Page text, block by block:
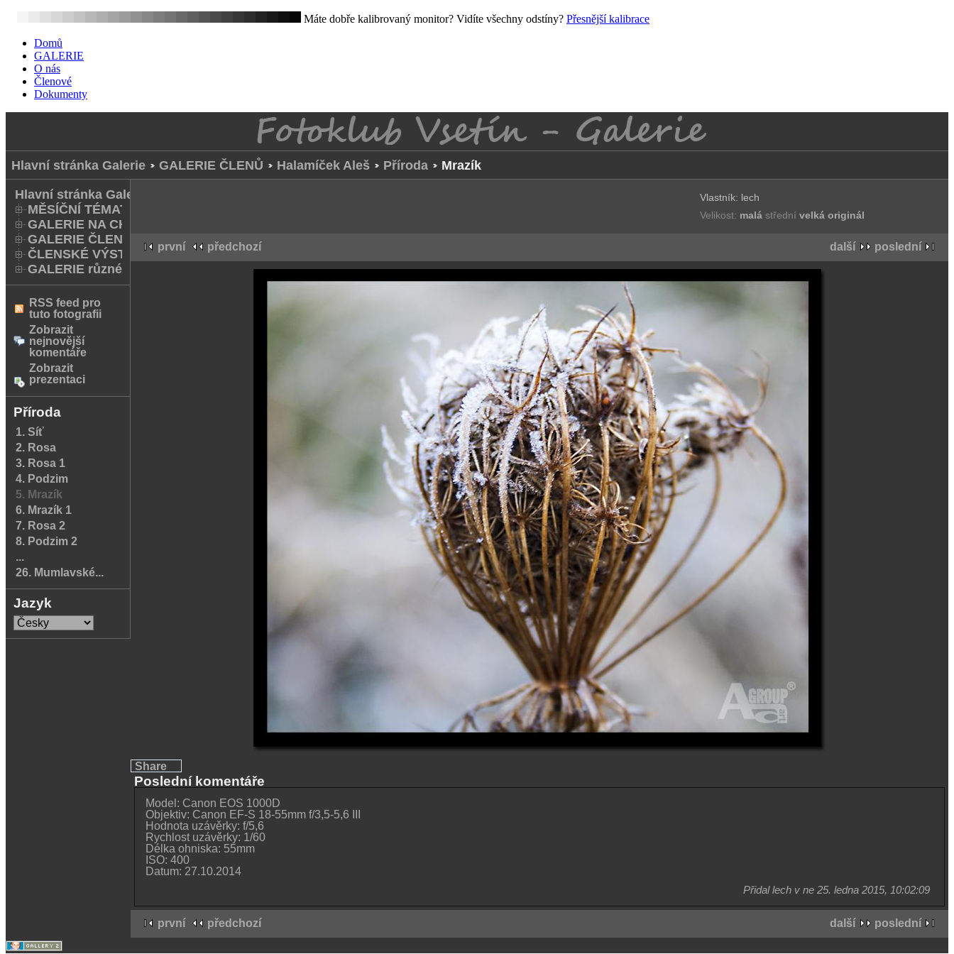
Máte dobře kalibrovaný monitor? Vidíte všechny odstíny? Přesnější kalibrace
Domů
GALERIE
O nás
Členové
Dokumenty
Hlavní stránka Galerie GALERIE ČLENŮ Halamíček Aleš Příroda Mrazík
Hlavní stránka Galerie
MĚSÍČNÍ TÉMATA
GALERIE NA CHODNÍKU
GALERIE ČLENŮ
ČLENSKÉ VÝSTAVY A FOTO Q
GALERIE různé
RSS feed pro
tuto fotografii
Zobrazit
nejnovější
komentáře
Zobrazit
prezentaci
Příroda
1. Síť
2. Rosa
3. Rosa 1
4. Podzim
5. Mrazík
6. Mrazík 1
7. Rosa 2
8. Podzim 2
...
26. Mumlavské...
Jazyk
Vlastník: lech
Velikost: malástřednívelkáoriginál
další poslední
první předchozí
Share
Poslední komentáře
Model: Canon EOS 1000D
Objektiv: Canon EF-S 18-55mm f/3,5-5,6 III
Hodnota uzávěrky: f/5,6
Rychlost uzávěrky: 1/60
Délka ohniska: 55mm
ISO: 400
Datum: 27.10.2014
Přidal lech v ne 25. ledna 2015, 10:02:09
další poslední
první předchozí